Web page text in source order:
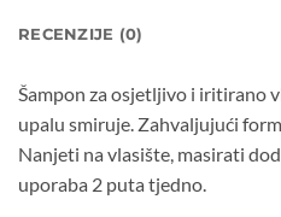
RECENZIJE (0)
Šampon za osjetljivo i iritirano
upalu smiruje. Zahvaljujući
Nanjeti na vlasište, masirati
uporaba 2 puta tjedno.